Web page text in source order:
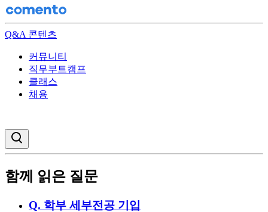
Q&A 콘텐츠
커뮤니티
직무부트캠프
클래스
채용
함께 읽은 질문
Q. 학부 세부전공 기입